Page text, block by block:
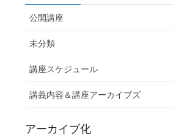
公開講座
未分類
講座スケジュール
講義内容＆講座アーカイブズ
アーカイブ化